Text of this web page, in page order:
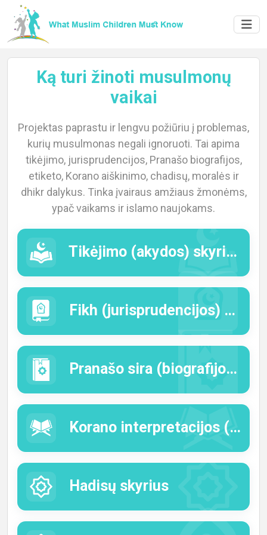
Home
About
Languages
Ką turi žinoti musulmonų
vaikai
Projektas paprastu ir lengvu požiūriu į problemas,
kurių musulmonas negali ignoruoti. Tai apima
tikėjimo, jurisprudencijos, Pranašo biografijos,
etiketo, Korano aiškinimo, chadisų, moralės ir
dhikr dalykus. Tinka įvairaus amžiaus žmonėms,
ypač vaikams ir islamo naujokams.
Tikėjimo (akydos) skyrius
Fikh (jurisprudencijos) skyrius
Pranašo sira (biografijos) skyrius
Korano interpretacijos (tafsiro) skyrius
Hadisų skyrius